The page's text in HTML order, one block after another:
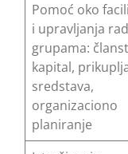
Pomoć oko
i upravljanja
grupama:
kapital,
sredstava,
organizaciono
planiranje